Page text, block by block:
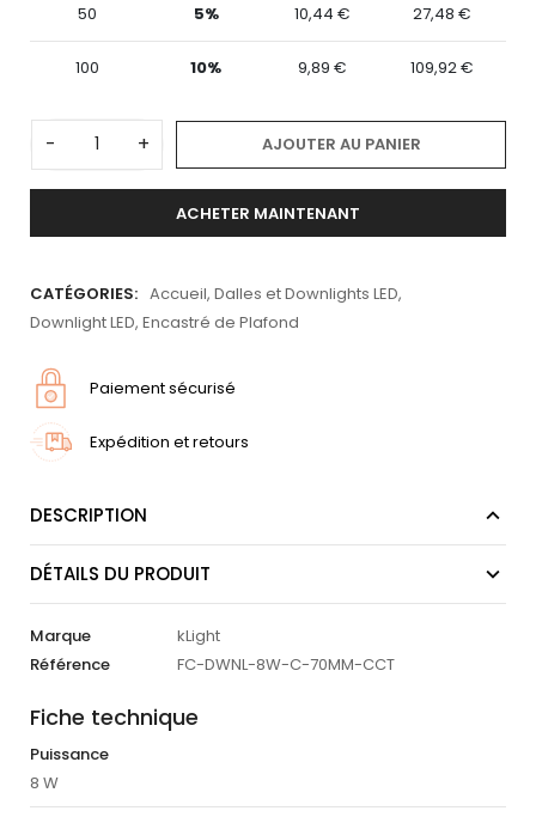
50 5% 10,44 € 27,48 €
100 10% 9,89 € 109,92 €
- + AJOUTER AU PANIER
ACHETER MAINTENANT
CATÉGORIES: Accueil, Dalles et Downlights LED,
Downlight LED, Encastré de Plafond
Paiement sécurisé
Expédition et retours
DESCRIPTION
DÉTAILS DU PRODUIT
Marque
kLight
Référence
FC-DWNL-8W-C-70MM-CCT
Fiche technique
Puissance
8 W